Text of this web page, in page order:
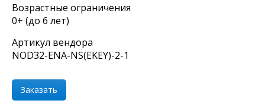
Возрастные ограничения
0+ (до 6 лет)
Артикул вендора
NOD32-ENA-NS(EKEY)-2-1
Заказать